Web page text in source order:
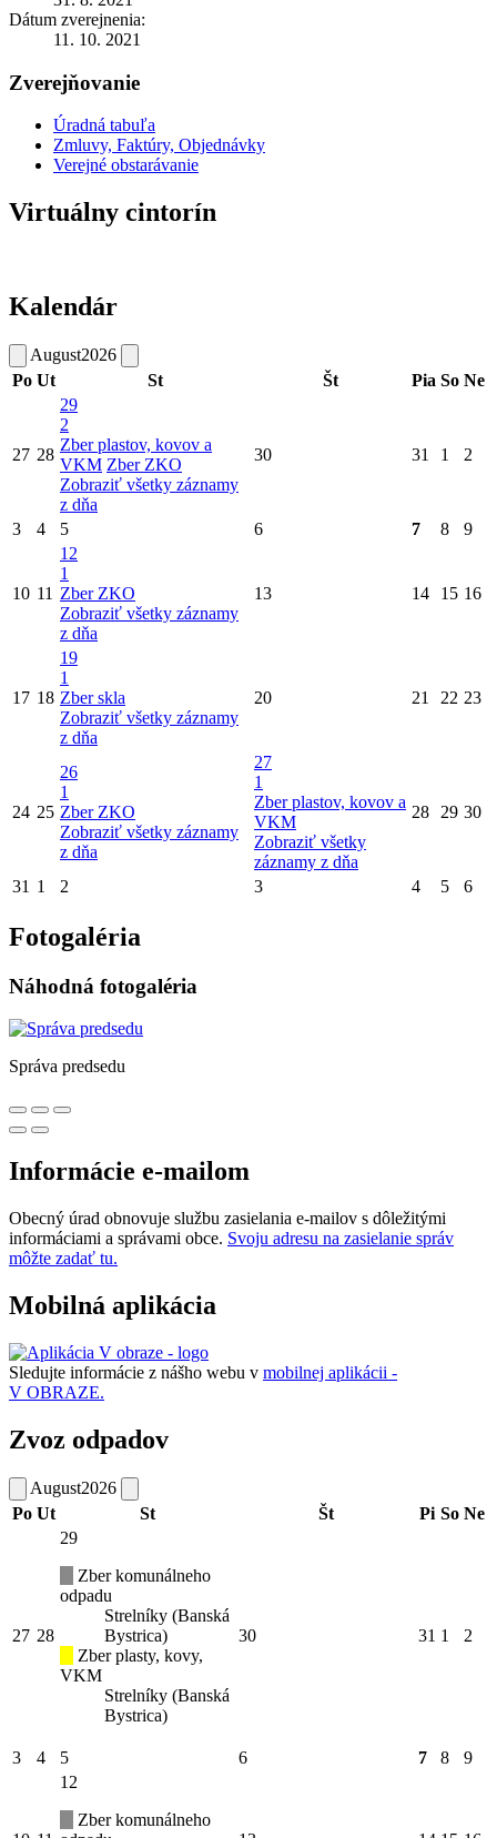
Dátum zverejnenia:
11. 10. 2021
Zverejňovanie
Úradná tabuľa
Zmluvy, Faktúry, Objednávky
Verejné obstarávanie
Virtuálny cintorín
Kalendár
August2026
Po Ut St Št Pia So Ne
27 28
29
2
Zber plastov, kovov a
VKM Zber ZKO
Zobraziť všetky záznamy
z dňa
30 31 1 2
3 4 5 6 7 8 9
10 11
12
1
Zber ZKO
Zobraziť všetky záznamy
z dňa
13 14 15 16
17 18
19
1
Zber skla
Zobraziť všetky záznamy
z dňa
20 21 22 23
24 25
26
1
Zber ZKO
Zobraziť všetky záznamy
z dňa
27
1
Zber plastov, kovov a
VKM
Zobraziť všetky
záznamy z dňa
28 29 30
31 1 2 3 4 5 6
Fotogaléria
Náhodná fotogaléria
Správa predsedu
Informácie e-mailom
Obecný úrad obnovuje službu zasielania e-mailov s dôležitými
informáciami a správami obce. Svoju adresu na zasielanie správ
môžte zadať tu.
Mobilná aplikácia
Sledujte informácie z nášho webu v mobilnej aplikácii -
V OBRAZE.
Zvoz odpadov
August2026
Po Ut St Št Pi So Ne
27 28
29
Zber komunálneho
odpadu
Strelníky (Banská
Bystrica)
Zber plasty, kovy,
VKM
Strelníky (Banská
Bystrica)
30 31 1 2
3 4 5 6 7 8 9
12
Zber komunálneho